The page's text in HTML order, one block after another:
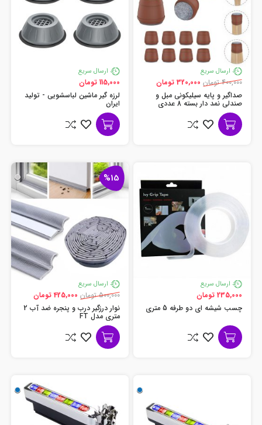
ارسال سریع
400,000 تومان
320,000 تومان
صداگیر و پایه سیلیکونی مبل و
صندلی نمد دار بسته 8 عددی
ارسال سریع
115,000 تومان
لرزه گیر ماشین لباسشویی - تولید
ایران
ارسال سریع
235,000 تومان
چسب شیشه ای دو طرفه 5 متری
%15
ارسال سریع
500,000 تومان
425,000 تومان
نوار درزگیر درب و پنجره ضد آب 2
متری مدل FT